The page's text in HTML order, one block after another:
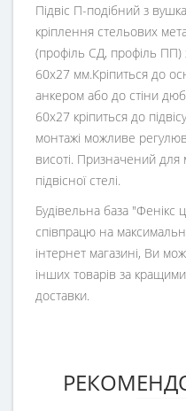
Підвіс П-подібний з
кріплення стельових
(профіль СД, профіль
60х27 мм.Кріпиться до
анкером або до стіни
60х27 кріпиться до
монтажі можливе
висоті. Призначений для
підвісної стелі.
Будівельна база
співпрацю на
інтернет магазині, Ви
інших товарів за
доставки.